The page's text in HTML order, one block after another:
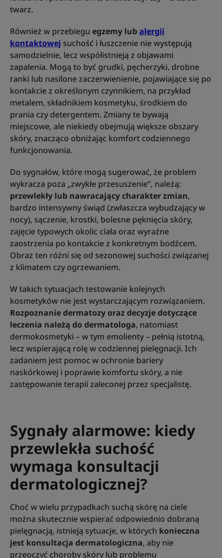
twarz.
Również w przebiegu egzemy lubalergii
kontaktowej suchość i łuszczenie nie występują
samodzielnie, lecz współistnieją z objawami
zapalenia. Mogą to być grudki, pęcherzyki, drobne
ranki lub nasilone zaczerwienienie, pojawiające się po
kontakcie z określonym czynnikiem, na przykład
metalem, składnikiem kosmetyku, środkiem do
prania czy detergentem. Zmiany te bywają
miejscowe, ale niekiedy obejmują większe obszary
skóry, znacząco obniżając komfort codziennego
funkcjonowania.
Do sygnałów, które mogą sugerować, że problem
wykracza poza „zwykłe przesuszenie”, należą:
przewlekły lub nawracający charakter zmian,
bardzo intensywny świąd (zwłaszcza wybudzający w
nocy), sączenie, krostki, bolesne pęknięcia skóry,
zajęcie typowych okolic ciała oraz wyraźne
zaostrzenia po kontakcie z konkretnym bodźcem.
Obraz ten różni się od sezonowej suchości związanej
z klimatem czy ogrzewaniem.
W takich sytuacjach testowanie kolejnych
kosmetyków nie jest wystarczającym rozwiązaniem.
Rozpoznanie dermatozy oraz decyzje dotyczące
leczenia należą do dermatologa, natomiast
dermokosmetyki – w tym emolienty – pełnią istotną,
lecz wspierającą rolę w codziennej pielęgnacji. Ich
zadaniem jest pomoc w ochronie bariery
naskórkowej i poprawie komfortu skóry, a nie
zastępowanie terapii zaleconej przez specjalistę.
Sygnały alarmowe: kiedy
przewlekła suchość
wymaga konsultacji
dermatologicznej?
Choć w wielu przypadkach suchą skórę na ciele
można skutecznie wspierać odpowiednio dobraną
pielęgnacją, istnieją sytuacje, w których konieczna
jest konsultacja dermatologiczna, aby nie
przeoczyć choroby skóry lub problemu